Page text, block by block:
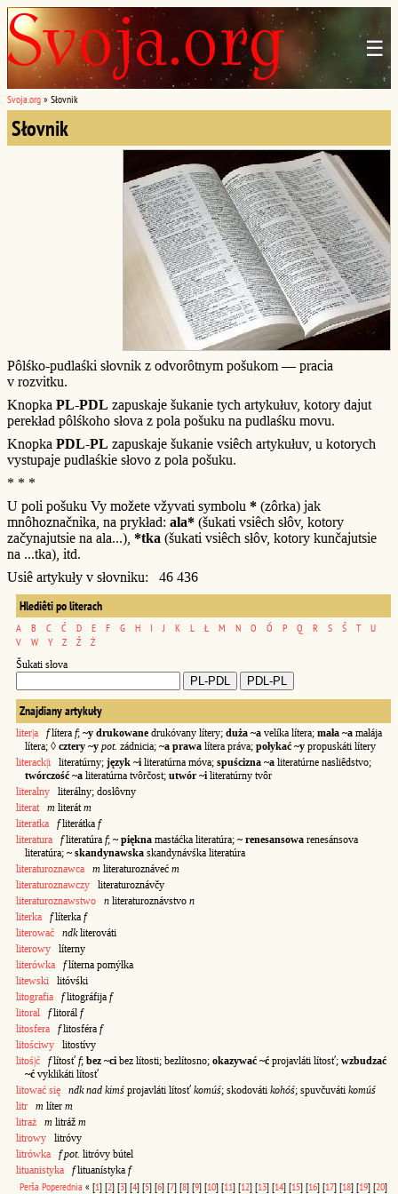
☰
Svoja.org » Słovnik
Słovnik
Pôlśko-pudlaśki słovnik z odvorôtnym pošukom — pracia
v rozvitku.
Knopka PL-PDL zapuskaje šukanie tych artykułuv, kotory dajut
perekład pôlśkoho słova z pola pošuku na pudlaśku movu.
Knopka PDL-PL zapuskaje šukanie vsiêch artykułuv, u kotorych
vystupaje pudlaśkie słovo z pola pošuku.
* * *
U poli pošuku Vy možete vžyvati symbolu * (zôrka) jak
mnôhoznačnika, na prykład: ala* (šukati vsiêch słôv, kotory
začynajutsie na ala...), *tka (šukati vsiêch słôv, kotory kunčajutsie
na ...tka), itd.
Usiê artykuły v słovniku: 46 436
Hlediêti po literach
A B C Ć D E F G H I J K L Ł M N O Ó P Q R S Ś T
U
V
W Y Z Ź Ż
Šukati słova
Znajdiany artykuły
liter|a flítera f; ~y drukowane drukóvany lítery; duża ~a velíka lítera; mała ~a małája
lítera; ◊ cztery ~y pot. zádnicia; ~a prawa lítera práva; połykać ~y propuskáti lítery
literack|i literatúrny; język ~i literatúrna móva; spuścizna ~a literatúrne nasliêdstvo;
twórczość ~a literatúrna tvôrčost; utwór ~i literatúrny tvôr
literalny literálny; dosłôvny
literat
m literát m
literatka
fliterátka f
literatura
fliteratúra f; ~ piękna mastáćka literatúra; ~ renesansowa renesánsova
literatúra; ~ skandynawska skandynávśka literatúra
literaturoznawca
m literaturoznáveć m
literaturoznawczy literaturoznávčy
literaturoznawstwo
n literaturoznávstvo n
literka
flíterka f
literować
ndkliterováti
literowy líterny
literówka
flíterna pomýłka
litewski litóvśki
litografia
flitográfija f
litoral
flitorál f
litosfera
flitosféra f
litościwy litostívy
litoś|ć
flítosť f; bez ~ci bez lítosti; bezlítosno; okazywać ~ć projavláti lítosť; wzbudzać
~ć vyklikáti lítosť
litować się
ndk nad kimś projavláti lítosť komúś; skodováti kohóś; spuvčuváti komúś
litr
m líter m
litraż
m litráž m
litrowy litróvy
litrówka
f pot. litróvy bútel
lituanistyka
flituanístyka f
Perša Poperednia « [1] [2] [3] [4] [5] [6] [7] [8] [9] [10] [11] [12] [13] [14] [15] [16] [17] [18] [19] [20]